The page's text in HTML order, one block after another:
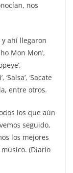
nos
ahí llegaron
Mon Mon’,
‘Salsa’, ‘Sacate
entre otros.
los que aún
seguido,
los mejores
(Diario